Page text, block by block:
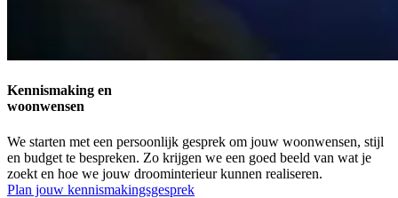
Kennismaking en
woonwensen
We starten met een persoonlijk gesprek om jouw woonwensen, stijl
en budget te bespreken. Zo krijgen we een goed beeld van wat je
zoekt en hoe we jouw droominterieur kunnen realiseren.
Plan jouw kennismakingsgesprek